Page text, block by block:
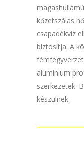
kőzetszálas
csapadékvíz
biztosítja. A
alumínium
szerkezetek.
készülnek.